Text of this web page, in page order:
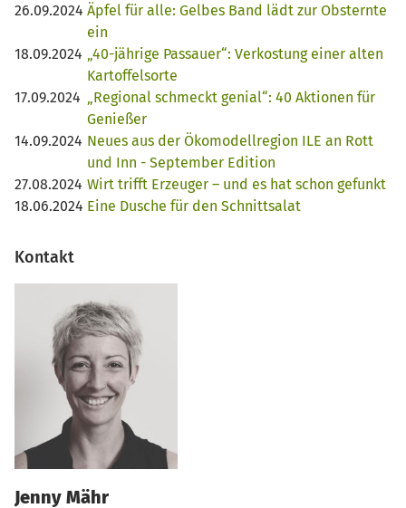
26.09.2024 Äpfel für alle: Gelbes Band lädt zur Obsternte
ein
18.09.2024
„40-jährige Passauer“: Verkostung einer alten
Kartoffelsorte
17.09.2024
„Regional schmeckt genial“: 40 Aktionen für
Genießer
14.09.2024 Neues aus der Ökomodellregion ILE an Rott
und Inn - September Edition
27.08.2024 Wirt trifft Erzeuger – und es hat schon gefunkt
18.06.2024 Eine Dusche für den Schnittsalat
Kontakt
Jenny Mähr